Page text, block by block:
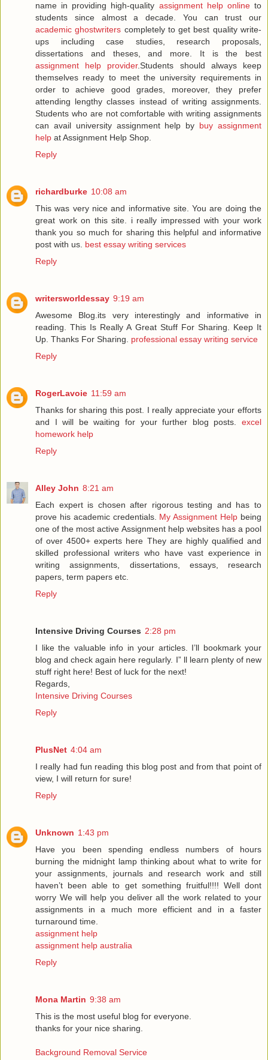
name in providing high-quality assignment help onlineto
students since almost a decade. You can trust our
academic ghostwriters completely to get best quality write-
ups including case studies, research proposals,
dissertations and theses, and more. It is the best
assignment help provider.Students should always keep
themselves ready to meet the university requirements in
order to achieve good grades, moreover, they prefer
attending lengthy classes instead of writing assignments.
Students who are not comfortable with writing assignments
can avail university assignment help by buy assignment
help at Assignment Help Shop.
Reply
richardburke 10:08 am
This was very nice and informative site. You are doing the
great work on this site. i really impressed with your work
thank you so much for sharing this helpful and informative
post with us. best essay writing services
Reply
writersworldessay 9:19 am
Awesome Blog.its very interestingly and informative in
reading. This Is Really A Great Stuff For Sharing. Keep It
Up. Thanks For Sharing. professional essay writing service
Reply
RogerLavoie 11:59 am
Thanks for sharing this post. I really appreciate your efforts
and I will be waiting for your further blog posts. excel
homework help
Reply
Alley John 8:21 am
Each expert is chosen after rigorous testing and has to
prove his academic credentials. My Assignment Help being
one of the most active Assignment help websites has a pool
of over 4500+ experts here They are highly qualified and
skilled professional writers who have vast experience in
writing assignments, dissertations, essays, research
papers, term papers etc.
Reply
Intensive Driving Courses 2:28 pm
I like the valuable info in your articles. I’ll bookmark your
blog and check again here regularly. I” ll learn plenty of new
stuff right here! Best of luck for the next!
Regards,
Intensive Driving Courses
Reply
PlusNet 4:04 am
I really had fun reading this blog post and from that point of
view, I will return for sure!
Reply
Unknown 1:43 pm
Have you been spending endless numbers of hours
burning the midnight lamp thinking about what to write for
your assignments, journals and research work and still
haven’t been able to get something fruitful!!!! Well dont
worry We will help you deliver all the work related to your
assignments in a much more efficient and in a faster
turnaround time.
assignment help
assignment help australia
Reply
Mona Martin 9:38 am
This is the most useful blog for everyone.
thanks for your nice sharing.
Background Removal Service